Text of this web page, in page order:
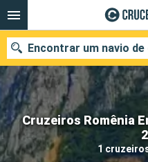
Cruzeiros Romênia
1
Encontrar um navio
Quando ir?
Data de partida